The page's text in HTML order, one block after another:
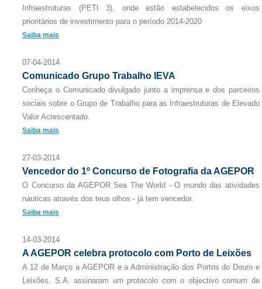
Infraestruturas (PETI 3), onde estão estabelecidos os eixos
prioritários de investimento para o período 2014-2020
Saiba mais
07-04-2014
Comunicado Grupo Trabalho IEVA
Conheça o Comunicado divulgado junto a imprensa e dos parceiros
sociais sobre o Grupo de Trabalho para as Infraestruturas de Elevado
Valor Acrescentado.
Saiba mais
27-03-2014
Vencedor do 1º Concurso de Fotografia da AGEPOR
O Concurso da AGEPOR Sea The World - O mundo das atividades
náuticas através dos teus olhos - já tem vencedor.
Saiba mais
14-03-2014
A AGEPOR celebra protocolo com Porto de Leixões
A 12 de Março a AGEPOR e a Administração dos Portos do Douro e
Leixões, S.A. assinaram um protocolo com o objectivo comum de